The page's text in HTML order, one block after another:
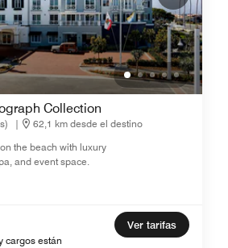
Collection
|
62,1 km desde el destino
the beach with luxury
and event space.
cargos están
Ver tarifas